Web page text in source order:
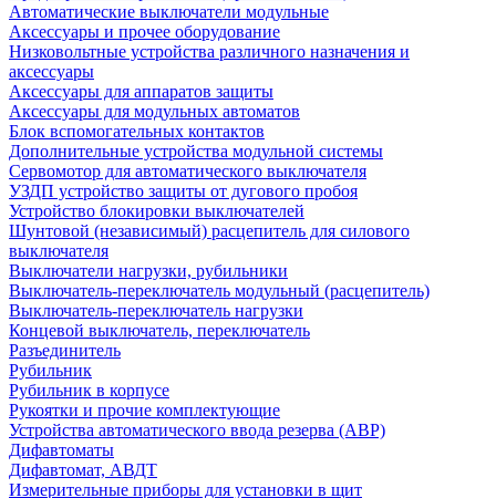
Автоматические выключатели модульные
Аксессуары и прочее оборудование
Низковольтные устройства различного назначения и
аксессуары
Аксессуары для аппаратов защиты
Аксессуары для модульных автоматов
Блок вспомогательных контактов
Дополнительные устройства модульной системы
Сервомотор для автоматического выключателя
УЗДП устройство защиты от дугового пробоя
Устройство блокировки выключателей
Шунтовой (независимый) расцепитель для силового
выключателя
Выключатели нагрузки, рубильники
Выключатель-переключатель модульный (расцепитель)
Выключатель-переключатель нагрузки
Концевой выключатель, переключатель
Разъединитель
Рубильник
Рубильник в корпусе
Рукоятки и прочие комплектующие
Устройства автоматического ввода резерва (АВР)
Дифавтоматы
Дифавтомат, АВДТ
Измерительные приборы для установки в щит